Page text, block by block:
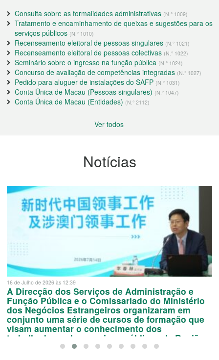
Consulta sobre as formalidades administrativas (N.° 1009)
Tratamento e encaminhamento de queixas e sugestões para os
serviços públicos (N.° 1010)
Recenseamento eleitoral de pessoas singulares (N.° 1021)
Recenseamento eleitoral de pessoas colectivas (N.° 1022)
Seminário sobre o ingresso na função pública (N.° 1024)
Concurso de avaliação de competências integradas (N.° 1027)
Pedido para aluguer de instalações do SAFP (N.° 1031)
Conta Única de Macau (Pessoas singulares) (N.° 1047)
Conta Única de Macau (Entidades) (N.° 2112)
Ver todos
Notícias
16 de Julho de 2026 às 12:39
A Direcção dos Serviços de Administração e
Função Pública e o Comissariado do Ministério
dos Negócios Estrangeiros organizaram em
conjunto uma série de cursos de formação que
visam aumentar o conhecimento dos
trabalhadores dos serviços públicos da Região
Administrativa Especial de Macau sobre os